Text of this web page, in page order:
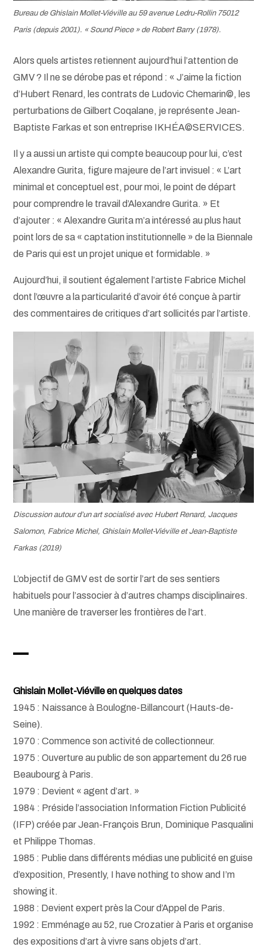
Bureau de Ghislain Mollet-Viéville au 59 avenue Ledru-Rollin 75012
Paris (depuis 2001). « Sound Piece » de Robert Barry (1978).
Alors quels artistes retiennent aujourd’hui l’attention de
GMV ? Il ne se dérobe pas et répond : « J’aime la fiction
d’Hubert Renard, les contrats de Ludovic Chemarin©, les
perturbations de Gilbert Coqalane, je représente Jean-
Baptiste Farkas et son entreprise IKHÉA©SERVICES.
Il y a aussi un artiste qui compte beaucoup pour lui, c’est
Alexandre Gurita, figure majeure de l’art invisuel : « L’art
minimal et conceptuel est, pour moi, le point de départ
pour comprendre le travail d’Alexandre Gurita. » Et
d’ajouter : « Alexandre Gurita m’a intéressé au plus haut
point lors de sa « captation institutionnelle » de la Biennale
de Paris qui est un projet unique et formidable. »
Aujourd’hui, il soutient également l’artiste Fabrice Michel
dont l’œuvre a la particularité d’avoir été conçue à partir
des commentaires de critiques d’art sollicités par l’artiste.
Discussion autour d’un art socialisé avec Hubert Renard, Jacques
Salomon, Fabrice Michel, Ghislain Mollet-Viéville et Jean-Baptiste
Farkas (2019)
L’objectif de GMV est de sortir l’art de ses sentiers
habituels pour l’associer à d’autres champs disciplinaires.
Une manière de traverser les frontières de l’art.
–
Ghislain Mollet-Viéville en quelques dates
1945 : Naissance à Boulogne-Billancourt (Hauts-de-
Seine).
1970 : Commence son activité de collectionneur.
1975 : Ouverture au public de son appartement du 26 rue
Beaubourg à Paris.
1979 : Devient « agent d’art. »
1984 : Préside l’association Information Fiction Publicité
(IFP) créée par Jean-François Brun, Dominique Pasqualini
et Philippe Thomas.
1985 : Publie dans différents médias une publicité en guise
d’exposition, Presently, I have nothing to show and I’m
showing it.
1988 : Devient expert près la Cour d’Appel de Paris.
1992 : Emménage au 52, rue Crozatier à Paris et organise
des expositions d’art à vivre sans objets d’art.